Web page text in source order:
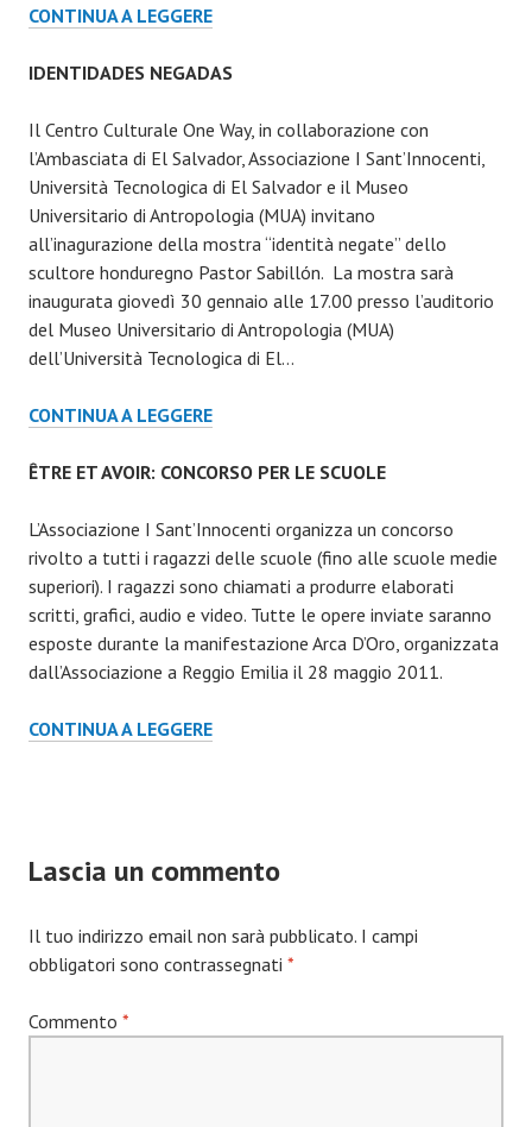
CONTINUA A LEGGERESERATA
KAPRAZUCCA
REGGIO
EMILIA
IDENTIDADES NEGADAS
Il Centro Culturale One Way, in collaborazione con
l’Ambasciata di El Salvador, Associazione I Sant’Innocenti,
Università Tecnologica di El Salvador e il Museo
Universitario di Antropologia (MUA) invitano
all’inagurazione della mostra “identità negate” dello
scultore honduregno Pastor Sabillón. La mostra sarà
inaugurata giovedì 30 gennaio alle 17.00 presso l’auditorio
del Museo Universitario di Antropologia (MUA)
dell’Università Tecnologica di El…
CONTINUA A LEGGEREIDENTIDADES
ÊTRE ET AVOIR: CONCORSO PER LE SCUOLE
L’Associazione I Sant’Innocenti organizza un concorso
rivolto a tutti i ragazzi delle scuole (fino alle scuole medie
superiori). I ragazzi sono chiamati a produrre elaborati
scritti, grafici, audio e video. Tutte le opere inviate saranno
esposte durante la manifestazione Arca D’Oro, organizzata
dall’Associazione a Reggio Emilia il 28 maggio 2011.
CONTINUA A LEGGEREÊTRE
LE
Lascia un commento
Il tuo indirizzo email non sarà pubblicato. I campi
obbligatori sono contrassegnati *
Commento *